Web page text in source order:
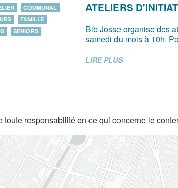
COMMUNAL
FAMILLE
SENIORS
ATELIERS
Bib Josse organise des
samedi du mois à 10h.
LIRE PLUS
responsabilité en ce qui concerne le